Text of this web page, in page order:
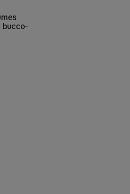
bucco-